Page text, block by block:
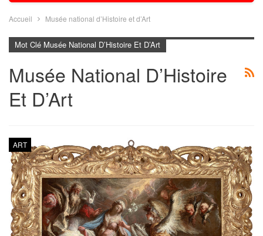
Accueil Musée national d’Histoire et d’Art
Mot Clé Musée National D’Histoire Et D’Art
Musée National D’Histoire
Et D’Art
ART